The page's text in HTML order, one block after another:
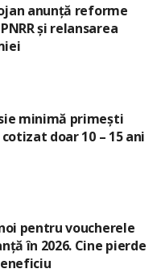
anunță reforme
și relansarea
minimă primești
doar 10 – 15 ani
pentru voucherele
în 2026. Cine pierde